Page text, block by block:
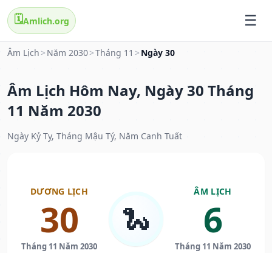
🗓️Amlich.org
Âm Lịch > Năm 2030>Tháng 11 > Ngày 30
Âm Lịch Hôm Nay, Ngày 30 Tháng
11 Năm 2030
Ngày Kỷ Tỵ, Tháng Mậu Tý, Năm Canh Tuất
DƯƠNG LỊCH
30
Tháng 11 Năm 2030
🐍
ÂM LỊCH
6
Tháng 11 Năm 2030